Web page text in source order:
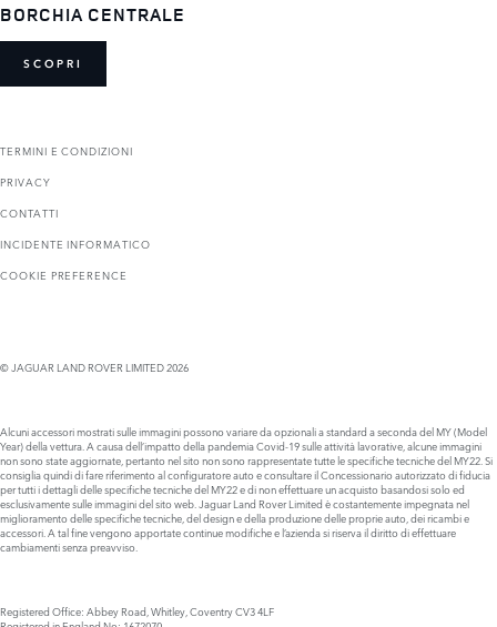
BORCHIA CENTRALE
SCOPRI
TERMINI E CONDIZIONI
PRIVACY
CONTATTI
INCIDENTE INFORMATICO
COOKIE PREFERENCE
© JAGUAR LAND ROVER LIMITED 2026
Alcuni accessori mostrati sulle immagini possono variare da opzionali a standard a seconda del MY (Model
Year) della vettura. A causa dell’impatto della pandemia Covid-19 sulle attività lavorative, alcune immagini
non sono state aggiornate, pertanto nel sito non sono rappresentate tutte le specifiche tecniche del MY22. Si
consiglia quindi di fare riferimento al configuratore auto e consultare il Concessionario autorizzato di fiducia
per tutti i dettagli delle specifiche tecniche del MY22 e di non effettuare un acquisto basandosi solo ed
esclusivamente sulle immagini del sito web. Jaguar Land Rover Limited è costantemente impegnata nel
miglioramento delle specifiche tecniche, del design e della produzione delle proprie auto, dei ricambi e
accessori. A tal fine vengono apportate continue modifiche e l’azienda si riserva il diritto di effettuare
cambiamenti senza preavviso.
Registered Office: Abbey Road, Whitley, Coventry CV3 4LF